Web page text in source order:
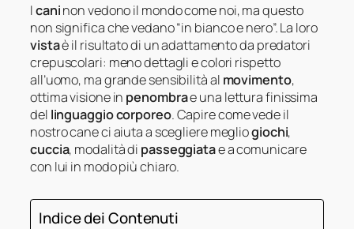
Icaninon vedono il mondo come noi, ma questo
non significa che vedano “in bianco e nero”. La loro
vistaè il risultato di un adattamento da predatori
crepuscolari: meno dettagli e colori rispetto
all’uomo, ma grande sensibilità al movimento,
ottima visione in penombrae una lettura finissima
del linguaggio corporeo. Capire come vede il
nostro cane ci aiuta a scegliere megliogiochi,
cuccia, modalità di passeggiatae a comunicare
con lui in modo più chiaro.
Indice dei Contenuti